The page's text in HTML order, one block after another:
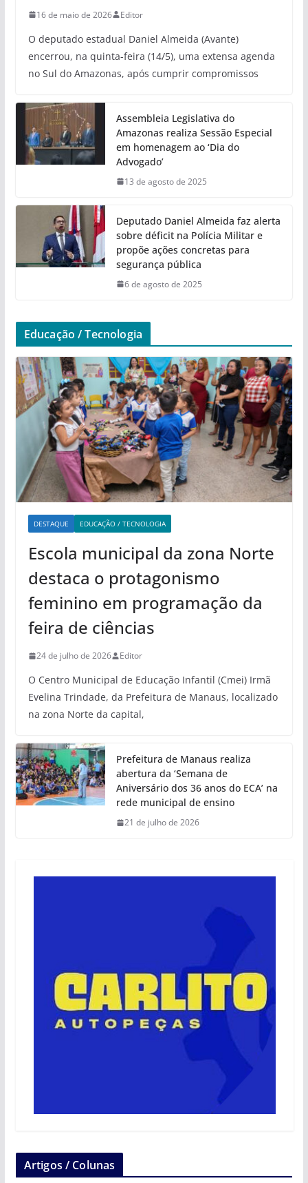
16 de maio de 2026 Editor
O deputado estadual Daniel Almeida (Avante)
encerrou, na quinta-feira (14/5), uma extensa agenda
no Sul do Amazonas, após cumprir compromissos
Assembleia Legislativa do
Amazonas realiza Sessão Especial
em homenagem ao ‘Dia do
Advogado’
13 de agosto de 2025
Deputado Daniel Almeida faz alerta
sobre déficit na Polícia Militar e
propõe ações concretas para
segurança pública
6 de agosto de 2025
Educação / Tecnologia
DESTAQUE EDUCAÇÃO / TECNOLOGIA
Escola municipal da zona Norte
destaca o protagonismo
feminino em programação da
feira de ciências
24 de julho de 2026 Editor
O Centro Municipal de Educação Infantil (Cmei) Irmã
Evelina Trindade, da Prefeitura de Manaus, localizado
na zona Norte da capital,
Prefeitura de Manaus realiza
abertura da ‘Semana de
Aniversário dos 36 anos do ECA’ na
rede municipal de ensino
21 de julho de 2026
Artigos / Colunas